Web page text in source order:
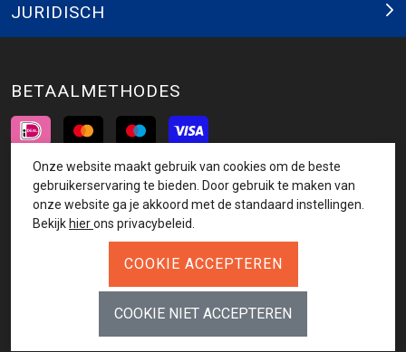
JURIDISCH
BETAALMETHODES
INSCHRIJVEN NIEUWSBRIEF
Onze website maakt gebruik van cookies om de beste
gebruikerservaring te bieden. Door gebruik te maken van
onze website ga je akkoord met de standaard instellingen.
Bekijk hierons privacybeleid.